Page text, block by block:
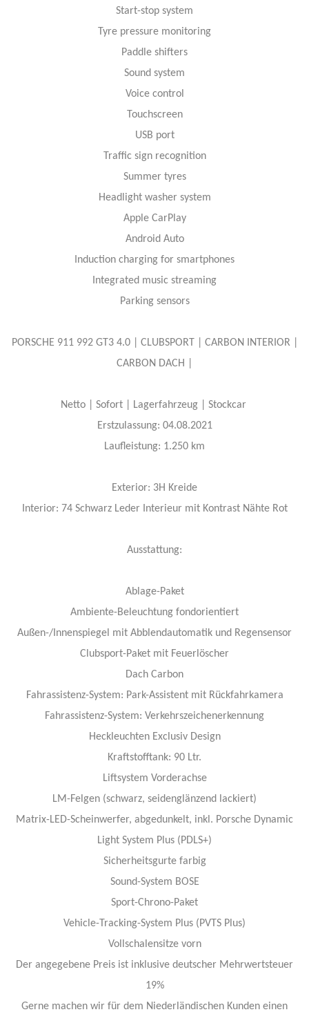
Start-stop system
Tyre pressure monitoring
Paddle shifters
Sound system
Voice control
Touchscreen
USB port
Traffic sign recognition
Summer tyres
Headlight washer system
Apple CarPlay
Android Auto
Induction charging for smartphones
Integrated music streaming
Parking sensors
PORSCHE 911 992 GT3 4.0 | CLUBSPORT | CARBON INTERIOR |
CARBON DACH |
Netto | Sofort | Lagerfahrzeug | Stockcar
Erstzulassung: 04.08.2021
Laufleistung: 1.250 km
Exterior: 3H Kreide
Interior: 74 Schwarz Leder Interieur mit Kontrast Nähte Rot
Ausstattung:
Ablage-Paket
Ambiente-Beleuchtung fondorientiert
Außen-/Innenspiegel mit Abblendautomatik und Regensensor
Clubsport-Paket mit Feuerlöscher
Dach Carbon
Fahrassistenz-System: Park-Assistent mit Rückfahrkamera
Fahrassistenz-System: Verkehrszeichenerkennung
Heckleuchten Exclusiv Design
Kraftstofftank: 90 Ltr.
Liftsystem Vorderachse
LM-Felgen (schwarz, seidenglänzend lackiert)
Matrix-LED-Scheinwerfer, abgedunkelt, inkl. Porsche Dynamic
Light System Plus (PDLS+)
Sicherheitsgurte farbig
Sound-System BOSE
Sport-Chrono-Paket
Vehicle-Tracking-System Plus (PVTS Plus)
Vollschalensitze vorn
Der angegebene Preis ist inklusive deutscher Mehrwertsteuer
19%
Gerne machen wir für dem Niederländischen Kunden einen